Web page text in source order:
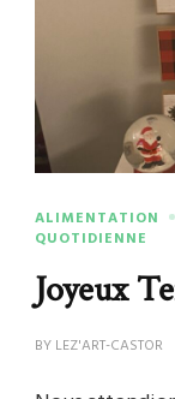
ALIMENTATION
QUOTIDIENNE
Joyeux
BY LEZ'ART-CASTOR